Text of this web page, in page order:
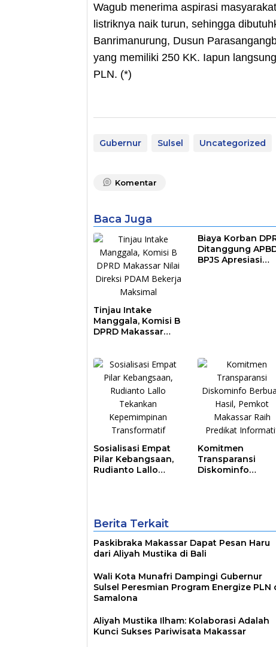
Wagub menerima aspirasi
listriknya naik turun, sehingga
Banrimanurung, Dusun
yang memiliki 250 KK. Iapun
PLN. (*)
Gubernur Sulsel Uncategorized
Komentar
Baca Juga
Tinjau Intake
Manggala, Komisi B
DPRD Makassar
Biaya Korban
Ditanggung
BPJS Apresiasi
Sosialisasi Empat
Pilar Kebangsaan,
Rudianto Lallo
Komitmen
Transparansi
Diskominfo
Berita Terkait
Paskibraka Makassar Dapat Pesan Haru
dari Aliyah Mustika di Bali
Wali Kota Munafri Dampingi Gubernur
Sulsel Peresmian Program Energize PLN
Samalona
Aliyah Mustika Ilham: Kolaborasi Adalah
Kunci Sukses Pariwisata Makassar